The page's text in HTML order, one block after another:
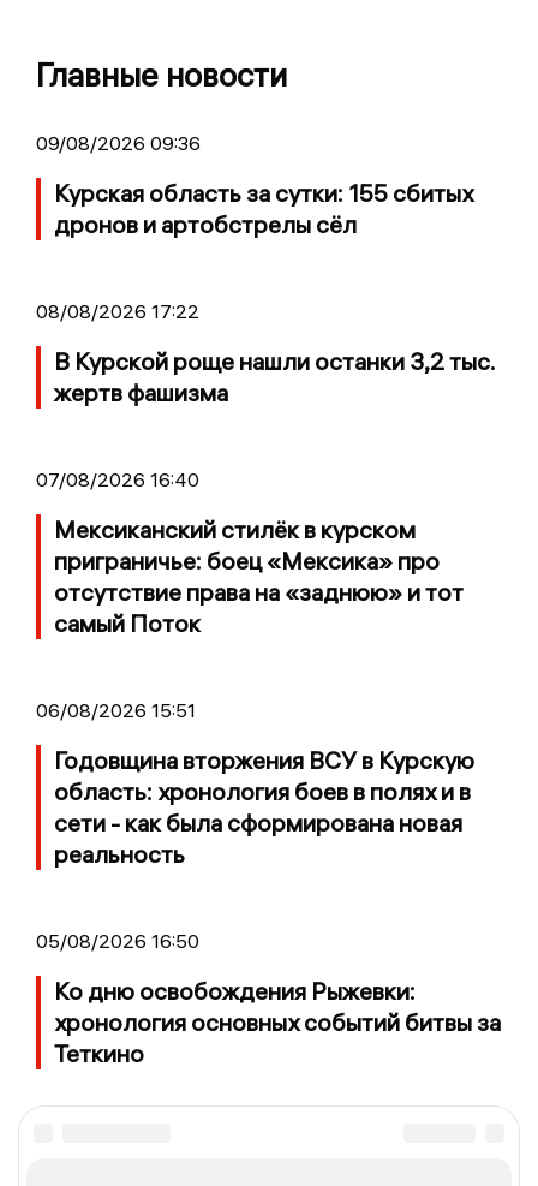
Главные новости
09/08/2026 09:36
Курская область за сутки: 155 сбитых
дронов и артобстрелы сёл
08/08/2026 17:22
В Курской роще нашли останки 3,2 тыс.
жертв фашизма
07/08/2026 16:40
Мексиканский стилёк в курском
приграничье: боец «Мексика» про
отсутствие права на «заднюю» и тот
самый Поток
06/08/2026 15:51
Годовщина вторжения ВСУ в Курскую
область: хронология боев в полях и в
сети - как была сформирована новая
реальность
05/08/2026 16:50
Ко дню освобождения Рыжевки:
хронология основных событий битвы за
Теткино